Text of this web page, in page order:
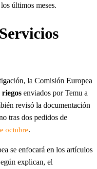
últimos meses.
la Comisión Europea
riegos enviados por Temu a
revisó la documentación
tras dos pedidos de
octubre.
se enfocará en los artículos
explican, el